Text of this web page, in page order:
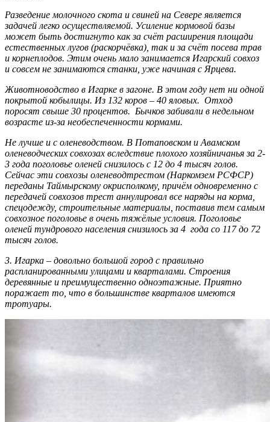
Разведение молочного скота и свиней на Севере является
задачей легко осуществляемой. Усиление кормовой базы
может быть достигнуто как за счёт расширения площади
естественных лугов (раскорчёвка), так и за счёт посева трав
и корнеплодов. Этим очень мало занимается Игарский совхоз
и совсем не занимаются станки, уже начиная с Ярцева.
Животноводство в Игарке в загоне. В этом году нет ни одной
покрытой кобылицы. Из 132 коров – 40 яловых. Отход
поросят свыше 30 процентов. Бычков забивали в недельном
возрасте из-за необеспеченности кормами.
Не лучше и с оленеводством. В Потаповском и Авамском
оленеводческих совхозах вследствие плохого хозяйничанья за 2-
3 года поголовье оленей снизилось с 12 до 4 тысяч голов.
Сейчас эти совхозы оленеводтрестом (Наркомзем РСФСР)
переданы Таймырскому окрисполкому, причём одновременно с
передачей совхозов трест аннулировал все наряды на корма,
спецодежду, строительные материалы, поставив тем самым
совхозное поголовье в очень тяжёлые условия. Поголовье
оленей тундрового населения снизилось за 4 года со 117 до 72
тысяч голов.
3. Игарка – довольно большой город с правильно
распланированными улицами и кварталами. Строения
деревянные и преимущественно одноэтажные. Приятно
поражает то, что в большинстве кварталов имеются
тротуары.